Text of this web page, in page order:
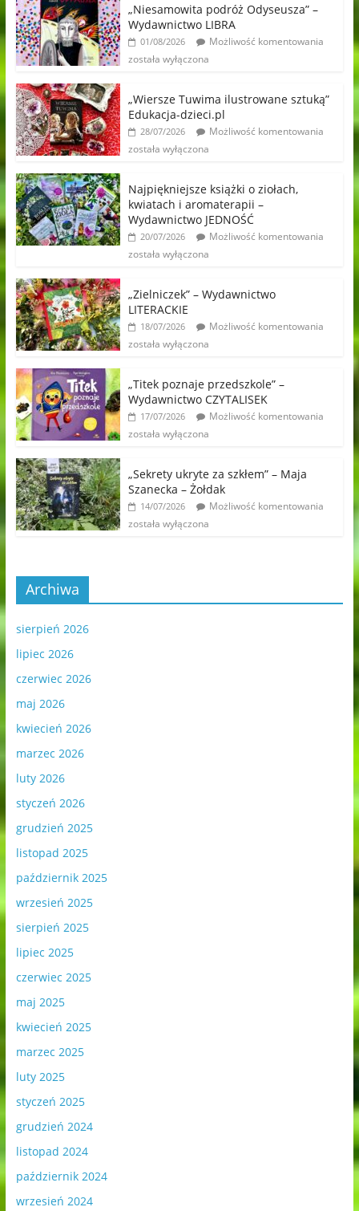
„Niesamowita podróż Odyseusza” –
Wydawnictwo LIBRA
01/08/2026
Możliwość komentowania
została wyłączona
„Wiersze Tuwima ilustrowane sztuką”
Edukacja-dzieci.pl
28/07/2026
Możliwość komentowania
została wyłączona
Najpiękniejsze książki o ziołach,
kwiatach i aromaterapii –
Wydawnictwo JEDNOŚĆ
20/07/2026
Możliwość komentowania
została wyłączona
„Zielniczek” – Wydawnictwo
LITERACKIE
18/07/2026
Możliwość komentowania
została wyłączona
„Titek poznaje przedszkole” –
Wydawnictwo CZYTALISEK
17/07/2026
Możliwość komentowania
została wyłączona
„Sekrety ukryte za szkłem” – Maja
Szanecka – Żołdak
14/07/2026
Możliwość komentowania
została wyłączona
Archiwa
sierpień 2026
lipiec 2026
czerwiec 2026
maj 2026
kwiecień 2026
marzec 2026
luty 2026
styczeń 2026
grudzień 2025
listopad 2025
październik 2025
wrzesień 2025
sierpień 2025
lipiec 2025
czerwiec 2025
maj 2025
kwiecień 2025
marzec 2025
luty 2025
styczeń 2025
grudzień 2024
listopad 2024
październik 2024
wrzesień 2024